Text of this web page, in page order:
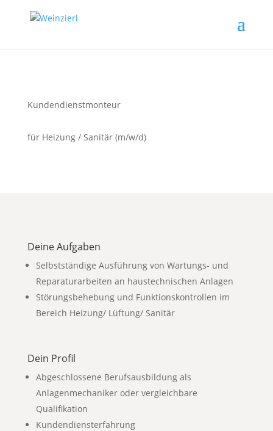
Kundendienstmonteur
für Heizung / Sanitär (m/w/d)
Deine Aufgaben
Selbstständige Ausführung von Wartungs- und
Reparaturarbeiten an haustechnischen Anlagen
Störungsbehebung und Funktionskontrollen im
Bereich Heizung/ Lüftung/ Sanitär
Dein Profil
Abgeschlossene Berufsausbildung als
Anlagenmechaniker oder vergleichbare
Qualifikation
Kundendiensterfahrung